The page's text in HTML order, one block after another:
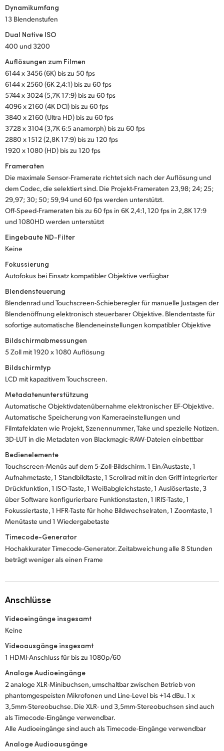
Spain
Chinese Taipei
Turkey
UAE
Ukraine
United Kingdom
United States
Dynamikumfang
13 Blendenstufen
Dual Native ISO
400 und 3200
Auflösungen zum Filmen
6144 x 3456 (6K) bis zu 50 fps
6144 x 2560 (6K 2,4:1) bis zu 60 fps
5744 x 3024 (5,7K 17:9) bis zu 60 fps
4096 x 2160 (4K DCI) bis zu 60 fps
3840 x 2160 (Ultra HD) bis zu 60 fps
3728 x 3104 (3,7K 6:5 anamorph) bis zu 60 fps
2880 x 1512 (2,8K 17:9) bis zu 120 fps
1920 x 1080 (HD) bis zu 120 fps
Frameraten
Die maximale Sensor-Framerate richtet sich nach der Auflösung und
dem Codec, die selektiert sind. Die Projekt-Frameraten 23,98; 24; 25;
29,97; 30; 50; 59,94 und 60 fps werden unterstützt.
Off-Speed-Frameraten bis zu 60 fps in 6K 2,4:1, 120 fps in 2,8K 17:9
und 1080HD werden unterstützt
Eingebaute ND-Filter
Keine
Fokussierung
Autofokus bei Einsatz kompatibler Objektive verfügbar
Blendensteuerung
Blendenrad und Touchscreen-Schieberegler für manuelle Justagen der
Blendenöffnung elektronisch steuerbarer Objektive. Blendentaste für
sofortige automatische Blendeneinstellungen kompatibler Objektive
Bildschirmabmessungen
5 Zoll mit 1920 x 1080 Auflösung
Bildschirmtyp
LCD mit kapazitivem Touchscreen.
Metadatenunterstützung
Automatische Objektivdatenübernahme elektronischer EF-Objektive.
Automatische Speicherung von Kameraeinstellungen und
Filmtafeldaten wie Projekt, Szenennummer, Take und spezielle Notizen.
3D-LUT in die Metadaten von Blackmagic-RAW-Dateien einbettbar
Bedienelemente
Touchscreen-Menüs auf dem 5-Zoll-Bildschirm. 1 Ein/Austaste, 1
Aufnahmetaste, 1 Standbildtaste, 1 Scrollrad mit in den Griff integrierter
Drückfunktion, 1 ISO-Taste, 1 Weißabgleichstaste, 1 Auslösertaste, 3
über Software konfigurierbare Funktionstasten, 1 IRIS-Taste, 1
Fokussiertaste, 1 HFR-Taste für hohe Bildwechselraten, 1 Zoomtaste, 1
Menütaste und 1 Wiedergabetaste
Timecode-Generator
Hochakkurater Timecode-Generator. Zeitabweichung alle 8 Stunden
beträgt weniger als einen Frame
Anschlüsse
Videoeingänge insgesamt
Keine
Videoausgänge insgesamt
1 HDMI-Anschluss für bis zu 1080p/60
Analoge Audioeingänge
2 analoge XLR-Minibuchsen, umschaltbar zwischen Betrieb von
phantomgespeisten Mikrofonen und Line-Level bis +14 dBu. 1 x
3,5mm-Stereobuchse. Die XLR- und 3,5mm-Stereobuchsen sind auch
als Timecode-Eingänge verwendbar.
Alle Audioeingänge sind auch als Timecode-Eingänge verwendbar
Analoge Audioausgänge